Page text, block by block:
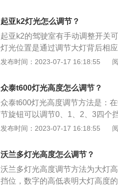
李箱空载的情况。3、2档=适合
满员，行李箱满载的情况。
起亚k2灯光怎么调节？
起亚k2的驾驶室有手动调整开关
灯光位置是通过调节大灯背后相
如下：1、找到点火开关，脚踩刹
钮，往上旋转，灯光照射高度往
上，一边旋转按钮一边观察灯光
0、1、2、3共4个等级。如果车
另外一人时选择1，依此类推，
调节开关的旁边是仪表灯中控灯
发布时间：2023-07-17 16:18:55
众泰t600灯光高度怎么调节？
众泰t600灯光高度调节方法是：
节旋钮可以调节0、1、2、3四个
角度的功能，通过调节大灯照射
立悬架，后悬架是多连杆式独立
是105kw，最大扭矩是207nm，
发布时间：2023-07-17 16:18:55
沃兰多灯光高度怎么调节？
沃兰多灯光高度调节方法为大灯
挡位，数字的高低表明大灯高度